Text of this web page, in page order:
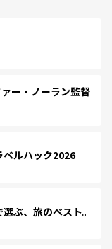
ー・ノーラン監督
ルハック2026
ぶ、旅のベスト。